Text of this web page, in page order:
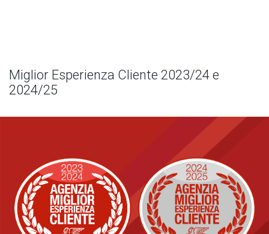
Miglior Esperienza Cliente 2023/24 e
2024/25